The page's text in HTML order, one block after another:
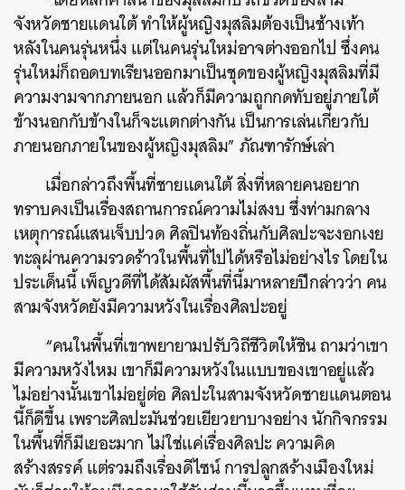
จังหวัดชายแดนใต้ ทำให้ผู้หญิงมุสลิมต้องเป็นช้างเท้า
หลังในคนรุ่นหนึ่ง แต่ในคนรุ่นใหม่อาจต่างออกไป ซึ่งคน
รุ่นใหม่ก็ถอดบทเรียนออกมาเป็นชุดของผู้หญิงมุสลิมที่มี
ความงามจากภายนอก แล้วก็มีความถูกกดทับอยู่ภายใต้
ข้างนอกกับข้างในก็จะแตกต่างกัน เป็นการเล่นเกี่ยวกับ
ภายนอกภายในของผู้หญิงมุสลิม” ภัณฑารักษ์เล่า
เมื่อกล่าวถึงพื้นที่ชายแดนใต้ สิ่งที่หลายคนอยาก
ทราบคงเป็นเรื่องสถานการณ์ความไม่สงบ ซึ่งท่ามกลาง
เหตุการณ์แสนเจ็บปวด ศิลปินท้องถิ่นกับศิลปะจะงอกเงย
ทะลุผ่านความรวดร้าวในพื้นที่ไปได้หรือไม่อย่างไร โดยใน
ประเด็นนี้ เพ็ญวดีที่ได้สัมผัสพื้นที่นี้มาหลายปีกล่าวว่า คน
สามจังหวัดยังมีความหวังในเรื่องศิลปะอยู่
“คนในพื้นที่เขาพยายามปรับวิถีชีวิตให้ชิน ถามว่าเขา
มีความหวังไหม เขาก็มีความหวังในแบบของเขาอยู่แล้ว
ไม่อย่างนั้นเขาไม่อยู่ต่อ ศิลปะในสามจังหวัดชายแดนตอน
นี้ก็ดีขึ้น เพราะศิลปะมันช่วยเยียวยาบางอย่าง นักกิจกรรม
ในพื้นที่ก็มีเยอะมาก ไม่ใช่แค่เรื่องศิลปะ ความคิด
สร้างสรรค์ แต่รวมถึงเรื่องดีไซน์ การปลูกสร้างเมืองใหม่